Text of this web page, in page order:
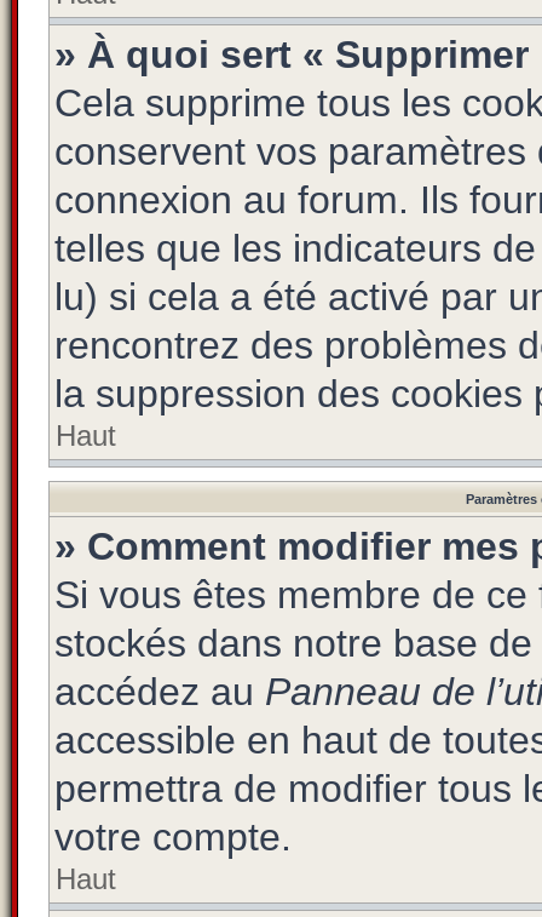
» À quoi sert «
Cela supprime tous les
conservent vos paramètres
connexion au forum. Ils
telles que les indicateurs
lu) si cela a été activé par
rencontrez des problèmes
la suppression des cookies
Haut
Paramètres
» Comment modifier mes
Si vous êtes membre de
stockés dans notre base
accédez au Panneau de
accessible en haut de
permettra de modifier tous
votre compte.
Haut